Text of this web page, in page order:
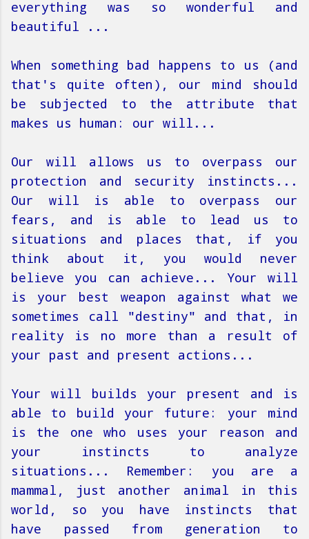
everything was so wonderful and
beautiful ...
When something bad happens to us (and
that's quite often), our mind should
be subjected to the attribute that
makes us human: our will...
Our will allows us to overpass our
protection and security instincts ...
Our will is able to overpass our
fears, and is able to lead us to
situations and places that, if you
think about it, you would never
believe you can achieve... Your will
is your best weapon against what we
sometimes call "destiny" and that, in
reality is no more than a result of
your past and present actions ...
Your will builds your present and is
able to build your future: your mind
is the one who uses your reason and
your instincts to analyze
situations... Remember: you are a
mammal, just another animal in this
world, so you have instincts that
have passed from generation to